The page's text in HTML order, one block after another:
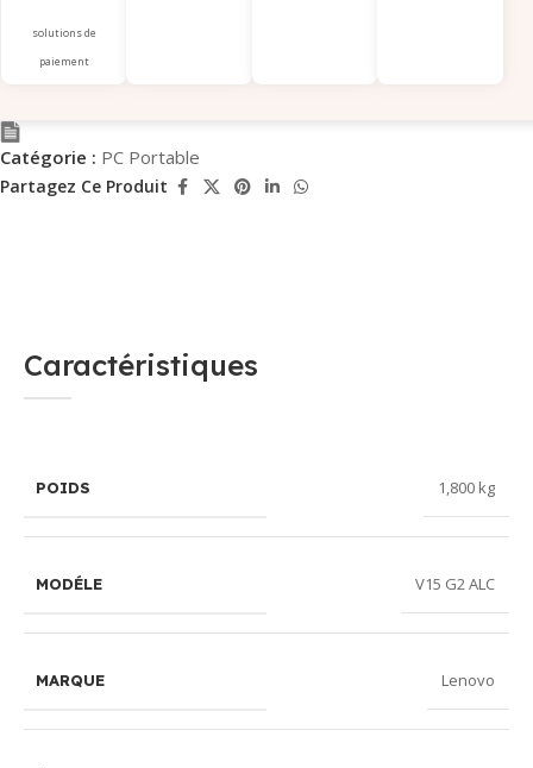
solutions de
paiement
Catégorie : PC Portable
Partagez Ce Produit
Caractéristiques
POIDS 1,800 kg
MODÉLE V15 G2 ALC
MARQUE Lenovo